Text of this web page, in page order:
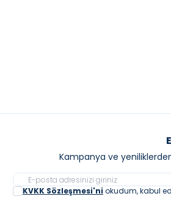
Kampanya ve
KVKK Sözleşmesi'ni okudum, kabul